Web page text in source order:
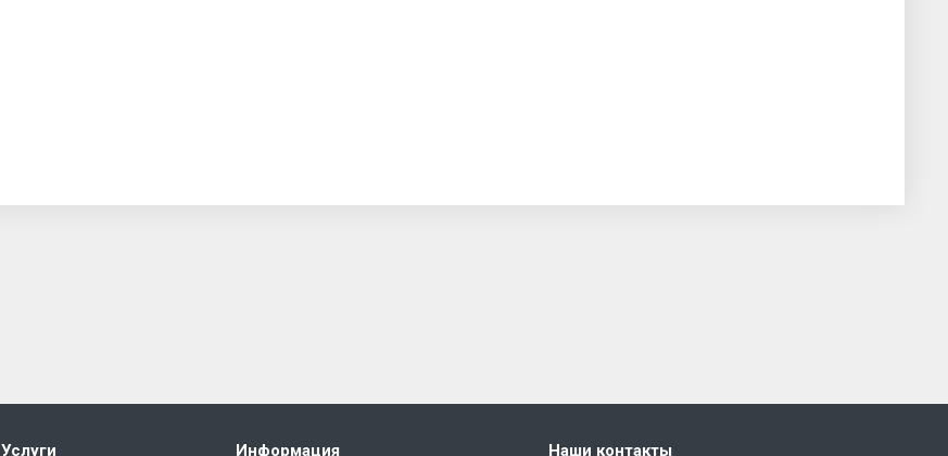
Услуги Информация Наши контакты